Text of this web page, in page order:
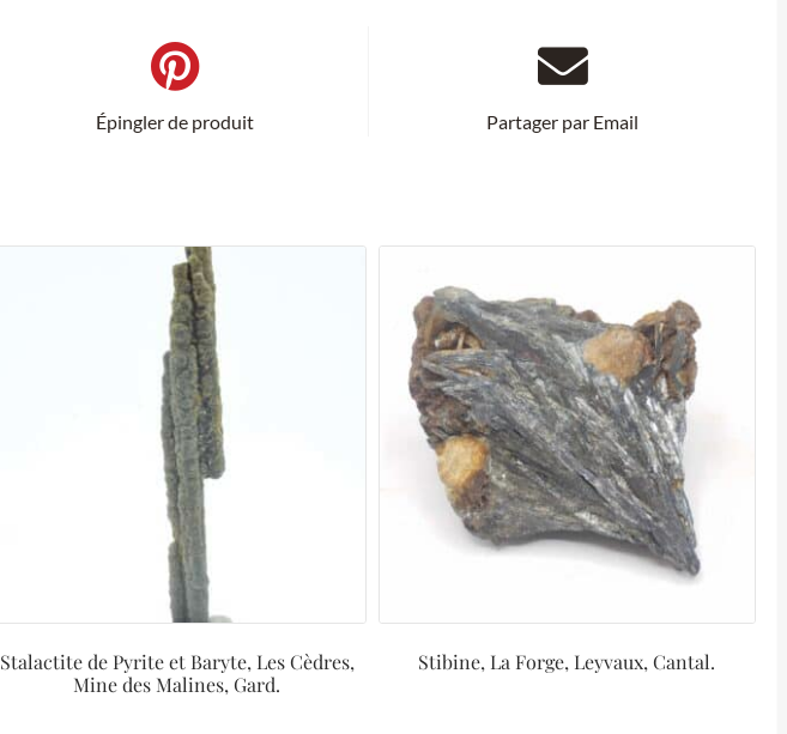
Épingler de produit Partager par Email
Stalactite de Pyrite et Baryte, Les Cèdres,
Mine des Malines, Gard.
Stibine, La Forge, Leyvaux, Cantal.